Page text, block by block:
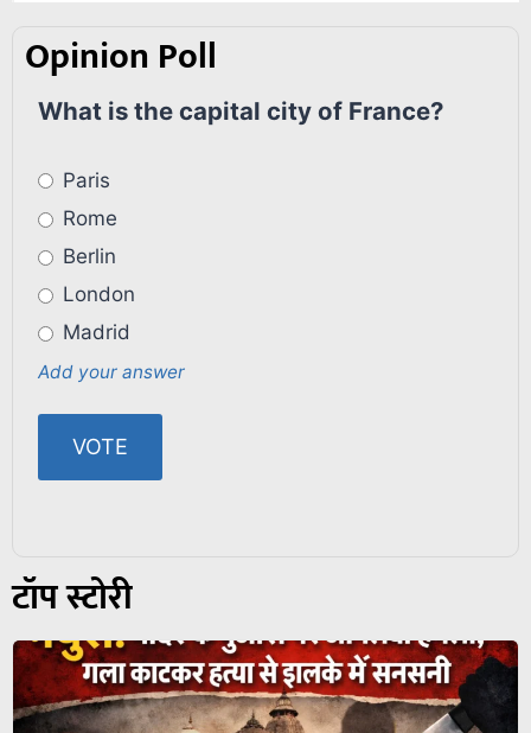
Opinion Poll
What is the capital city of France?
Paris
Rome
Berlin
London
Madrid
Add your answer
टॉप स्टोरी